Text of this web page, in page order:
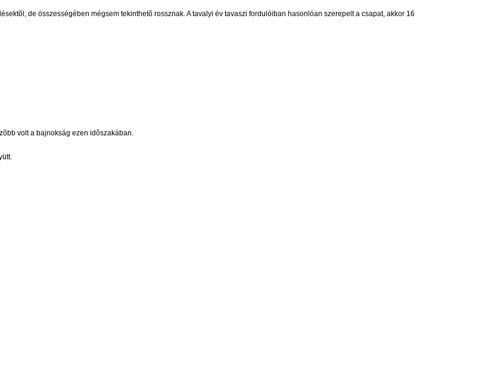
de összességében mégsem tekinthetõ rossznak. A tavalyi év tavaszi fordulóiban hasonlóan szerepelt a csapat, akkor 16
volt a bajnokság ezen idõszakában.